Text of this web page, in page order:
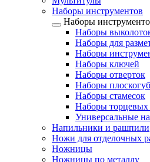
Наборы инструментов
Наборы
Наборы
Наборы для
Наборы
Наборы ключей
Наборы отверток
Наборы
Наборы стамесок
Наборы торцевых
Универсальные
Напильники и рашпили
Ножи для отделочных
Ножницы
Ножницы по металлу